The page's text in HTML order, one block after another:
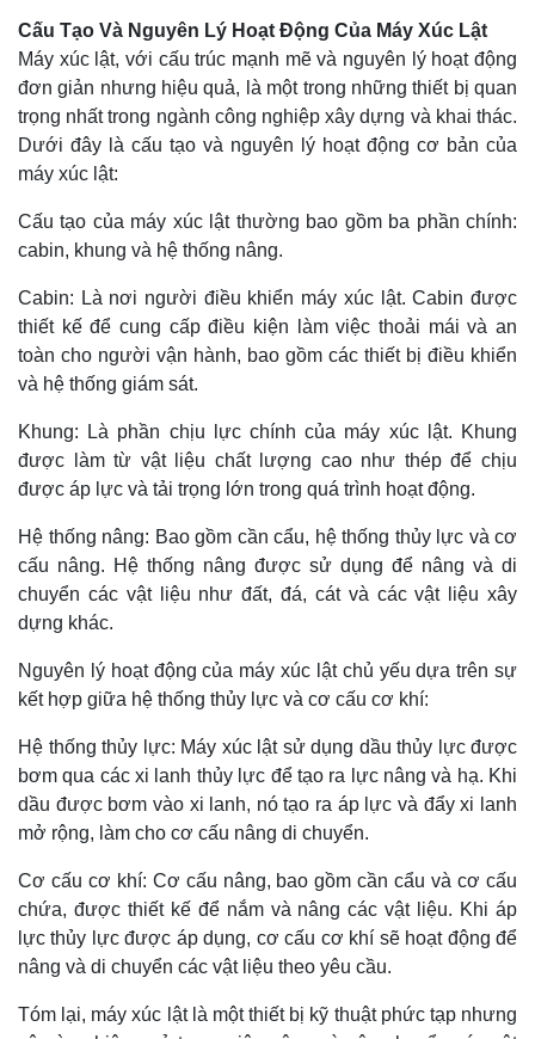
Cấu Tạo Và Nguyên Lý Hoạt Động Của Máy Xúc Lật
Máy xúc lật, với cấu trúc mạnh mẽ và nguyên lý hoạt động
đơn giản nhưng hiệu quả, là một trong những thiết bị quan
trọng nhất trong ngành công nghiệp xây dựng và khai thác.
Dưới đây là cấu tạo và nguyên lý hoạt động cơ bản của
máy xúc lật:
Cấu tạo của máy xúc lật thường bao gồm ba phần chính:
cabin, khung và hệ thống nâng.
Cabin: Là nơi người điều khiển máy xúc lật. Cabin được
thiết kế để cung cấp điều kiện làm việc thoải mái và an
toàn cho người vận hành, bao gồm các thiết bị điều khiển
và hệ thống giám sát.
Khung: Là phần chịu lực chính của máy xúc lật. Khung
được làm từ vật liệu chất lượng cao như thép để chịu
được áp lực và tải trọng lớn trong quá trình hoạt động.
Hệ thống nâng: Bao gồm cần cẩu, hệ thống thủy lực và cơ
cấu nâng. Hệ thống nâng được sử dụng để nâng và di
chuyển các vật liệu như đất, đá, cát và các vật liệu xây
dựng khác.
Nguyên lý hoạt động của máy xúc lật chủ yếu dựa trên sự
kết hợp giữa hệ thống thủy lực và cơ cấu cơ khí:
Hệ thống thủy lực: Máy xúc lật sử dụng dầu thủy lực được
bơm qua các xi lanh thủy lực để tạo ra lực nâng và hạ. Khi
dầu được bơm vào xi lanh, nó tạo ra áp lực và đẩy xi lanh
mở rộng, làm cho cơ cấu nâng di chuyển.
Cơ cấu cơ khí: Cơ cấu nâng, bao gồm cần cẩu và cơ cấu
chứa, được thiết kế để nắm và nâng các vật liệu. Khi áp
lực thủy lực được áp dụng, cơ cấu cơ khí sẽ hoạt động để
nâng và di chuyển các vật liệu theo yêu cầu.
Tóm lại, máy xúc lật là một thiết bị kỹ thuật phức tạp nhưng